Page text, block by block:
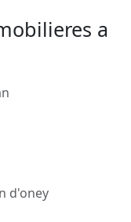
a
d'oney